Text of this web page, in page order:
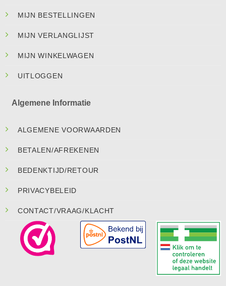
MIJN BESTELLINGEN
MIJN VERLANGLIJST
MIJN WINKELWAGEN
UITLOGGEN
Algemene Informatie
ALGEMENE VOORWAARDEN
BETALEN/AFREKENEN
BEDENKTIJD/RETOUR
PRIVACYBELEID
CONTACT/VRAAG/KLACHT